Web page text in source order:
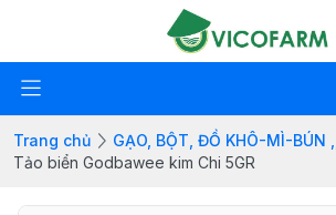
Trang chủ
GẠO, BỘT, ĐỒ KHÔ-MÌ-BÚN ,,,
Tảo biển Godbawee kim Chi 5GR